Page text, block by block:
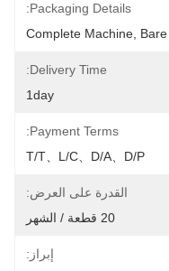
Packaging Details:
Complete Machine,
Delivery Time:
1day
Payment Terms:
T/T、L/C、D/A、D/P
القدرة على العرض:
20 قطعة / الشهر
إبراز: